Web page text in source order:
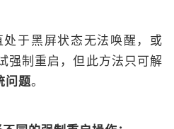
于黑屏状态无法唤醒，或
强制重启，但此方法只可解
问题。